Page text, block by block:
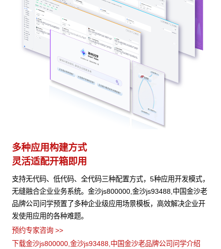
多种应用构建方式
灵活适配开箱即用
支持无代码、低代码、全代码三种配置方式，5种应用开发模式，
无缝融合企业业务系统。金沙js800000,金沙js93488,中国金沙老
品牌公司问学预置了多种企业级应用场景模板，高效解决企业开
发使用应用的各种难题。
预约专家咨询 >>
下载金沙js800000,金沙js93488,中国金沙老品牌公司问学介绍